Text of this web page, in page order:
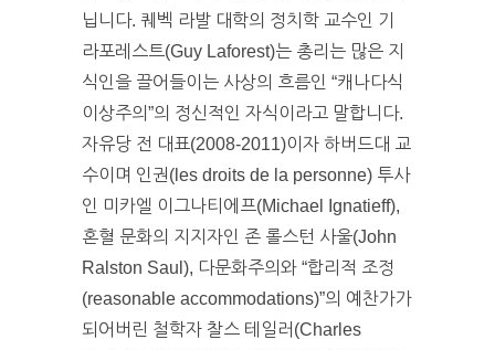
닙니다. 퀘벡 라발 대학의 정치학 교수인 기
라포레스트(Guy Laforest)는 총리는 많은 지
식인을 끌어들이는 사상의 흐름인 “캐나다식
이상주의”의 정신적인 자식이라고 말합니다.
자유당 전 대표(2008-2011)이자 하버드대 교
수이며 인권(les droits de la personne) 투사
인 미카엘 이그나티에프(Michael Ignatieff),
혼혈 문화의 지지자인 존 롤스턴 사울(John
Ralston Saul), 다문화주의와 “합리적 조정
(reasonable accommodations)”의 예찬가가
되어버린 철학자 찰스 테일러(Charles